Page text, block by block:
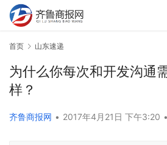
首页 山东速递
为什么你每次和开发沟通
样？
齐鲁商报网 • 2017年4月21日 下午3:20 •